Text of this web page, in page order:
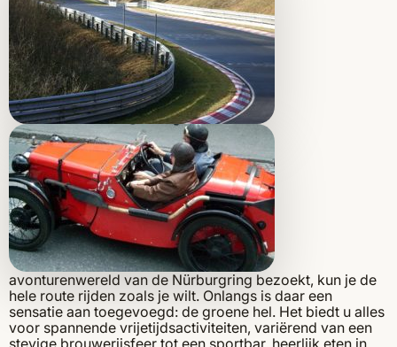
avonturenwereld van de Nürburgring bezoekt, kun je de
hele route rijden zoals je wilt. Onlangs is daar een
sensatie aan toegevoegd: de groene hel. Het biedt u alles
voor spannende vrijetijdsactiviteiten, variërend van een
stevige brouwerijsfeer tot een sportbar, heerlijk eten in